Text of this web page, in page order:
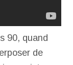
90, quand
de